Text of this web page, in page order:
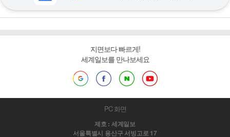
지면보다 빠르게!
세계일보를 만나보세요
PC 화면
제호 : 세계일보
서울특별시 용산구 서빙고로 17